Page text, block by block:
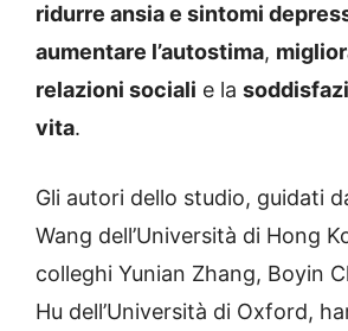
ridurre ansia e sintomi
aumentare l’autostima,
relazioni sociali e la
vita.
Gli autori dello studio, guidati
Wang dell’Università di Hong
colleghi Yunian Zhang, Boyin
Hu dell’Università di Oxford,